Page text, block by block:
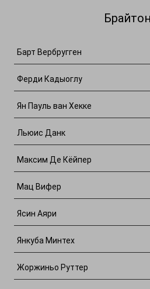
Брайтон
Барт Вербругген
Ферди Кадыоглу
Ян Пауль ван Хекке
Льюис Данк
Максим Де Кёйпер
Мац Вифер
Ясин Аяри
Янкуба Минтех
Жоржиньо Руттер